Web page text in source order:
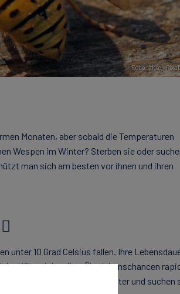
Foto: zkrej,
Monaten, aber sobald die Temperaturen
Wespen im Winter? Sterben sie oder
man sich am besten vor ihnen und ihren
unter 10 Grad Celsius fallen. Ihre
Kälte sinken ihre Überlebenschancen
verlassen im Herbst die Nester und suchen